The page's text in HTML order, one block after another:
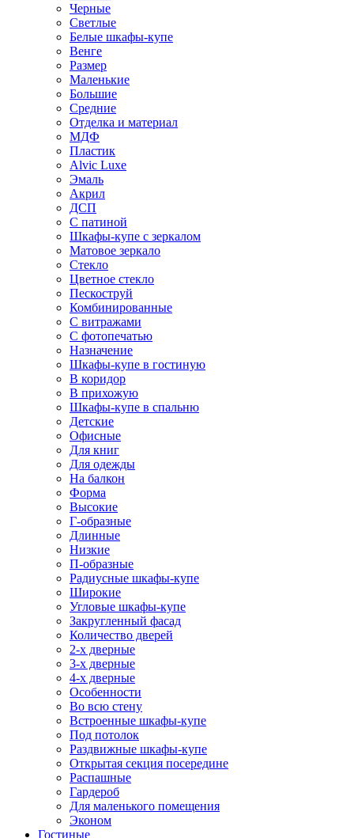
Черные
Светлые
Белые шкафы-купе
Венге
Размер
Маленькие
Большие
Средние
Отделка и материал
МДФ
Пластик
Alvic Luxe
Эмаль
Акрил
ДСП
С патиной
Шкафы-купе с зеркалом
Матовое зеркало
Стекло
Цветное стекло
Пескоструй
Комбинированные
С витражами
С фотопечатью
Назначение
Шкафы-купе в гостиную
В коридор
В прихожую
Шкафы-купе в спальню
Детские
Офисные
Для книг
Для одежды
На балкон
Форма
Высокие
Г-образные
Длинные
Низкие
П-образные
Радиусные шкафы-купе
Широкие
Угловые шкафы-купе
Закругленный фасад
Количество дверей
2-х дверные
3-х дверные
4-х дверные
Особенности
Во всю стену
Встроенные шкафы-купе
Под потолок
Раздвижные шкафы-купе
Открытая секция посередине
Распашные
Гардероб
Для маленького помещения
Эконом
Гостиные